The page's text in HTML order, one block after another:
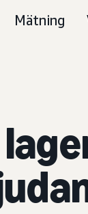
Mätning